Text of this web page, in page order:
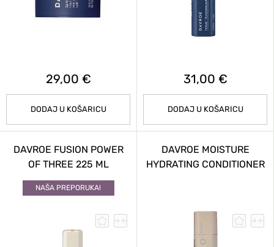
29,00 €
DODAJ U KOŠARICU
31,00 €
DODAJ U KOŠARICU
DAVROE FUSION POWER
OF THREE 225 ML
NAŠA PREPORUKA!
DAVROE MOISTURE
HYDRATING CONDITIONER